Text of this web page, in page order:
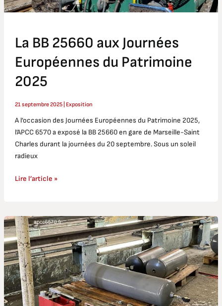
La BB 25660 aux Journées
Européennes du Patrimoine
2025
21 septembre 2025 Exposition
A l’occasion des Journées Européennes du Patrimoine 2025,
l’APCC 6570 a exposé la BB 25660 en gare de Marseille-Saint
Charles durant la journées du 20 septembre. Sous un soleil
radieux
2025
Lire l’article »
CC
6570
et
BB
25639
:
requalification
des